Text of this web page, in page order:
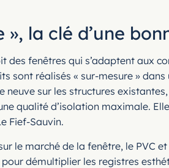
», la clé d’une
des fenêtres qui s’adaptent aux
sont réalisés « sur-mesure »
sur les structures
qualité d’isolation maximale.
Fief-Sauvin.
le marché de la fenêtre, le PVC
démultiplier les registres